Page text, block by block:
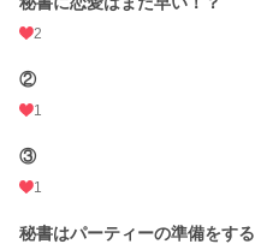
週間ポイント
月間ポイント
年間ポイント
累計ポイント 22,268 pt (67,570 位)
2
②
1
③
1
秘書はパーティーの準備をする